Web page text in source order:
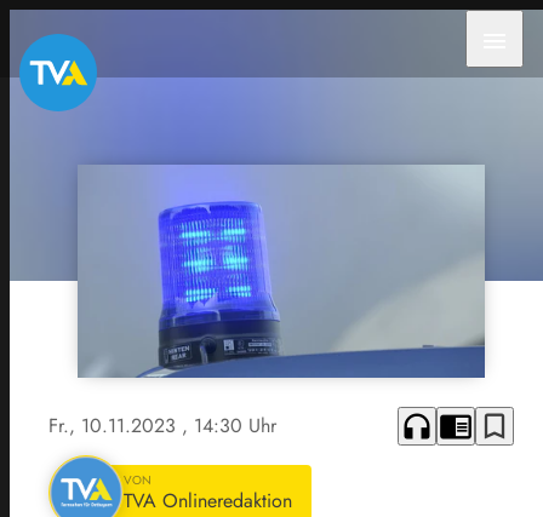
Fr., 10.11.2023 , 14:30 Uhr headphones chrome_reader_mode bookmark_border
VON
TVA Onlineredaktion